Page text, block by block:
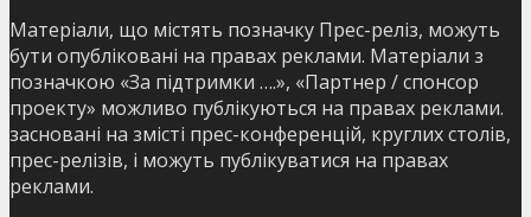
Матеріали, що містять позначку Прес-реліз, можуть
бути опубліковані на правах реклами. Матеріали з
позначкою «За підтримки ….», «Партнер / спонсор
проекту» можливо публікуються на правах реклами.
засновані на змісті прес-конференцій, круглих столів,
прес-релізів, і можуть публікуватися на правах
реклами.